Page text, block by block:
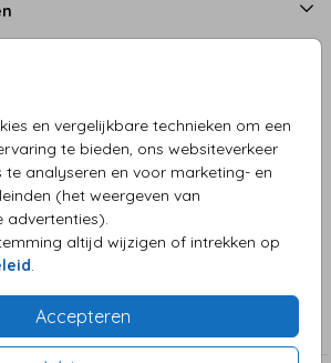
en vergelijkbare technieken om een
te bieden, ons websiteverkeer
te analyseren en voor marketing- en
(het weergeven van
advertenties).
altijd wijzigen of intrekken op
.
Accepteren
eland met bosdieren. De
wens aanpasbaar.